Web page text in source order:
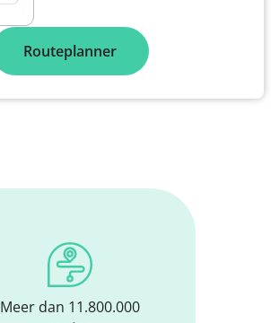
Routeplanner
Meer dan 11.800.000